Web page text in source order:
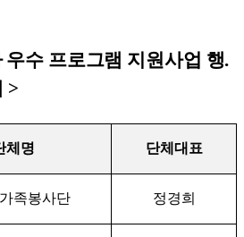
우수 프로그램 지원사업 행.
>
체명 단체대표
족봉사단 정경희